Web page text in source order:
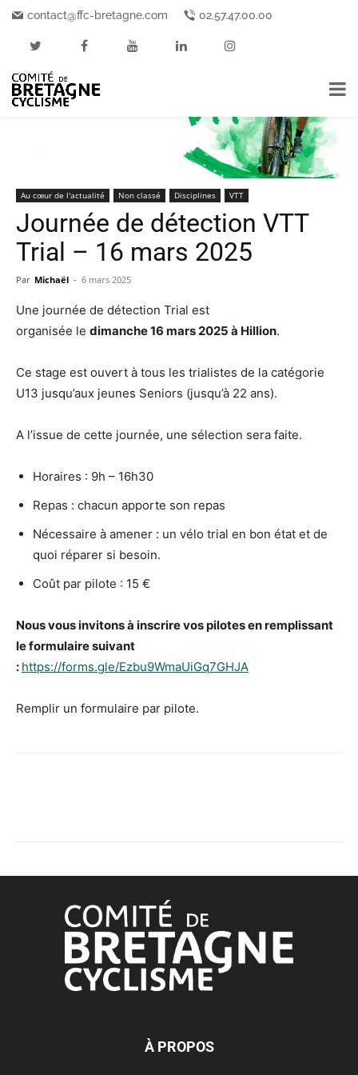
contact@ffc-bretagne.com 02.57.47.00.00
Accueil Au cœur de l'actualité
Au cœur de l'actualité Non classé Disciplines VTT
Journée de détection VTT
Trial – 16 mars 2025
Par Michaël - 6 mars 2025
Une journée de détection Trial est
organisée le dimanche 16 mars 2025 à Hillion.
Ce stage est ouvert à tous les trialistes de la catégorie
U13 jusqu’aux jeunes Seniors (jusqu’à 22 ans).
A l’issue de cette journée, une sélection sera faite.
Horaires : 9h – 16h30
Repas : chacun apporte son repas
Nécessaire à amener : un vélo trial en bon état et de
quoi réparer si besoin.
Coût par pilote : 15 €
Nous vous invitons à inscrire vos pilotes en remplissant
le formulaire suivant
: https://forms.gle/Ezbu9WmaUiGq7GHJA
Remplir un formulaire par pilote.
À PROPOS